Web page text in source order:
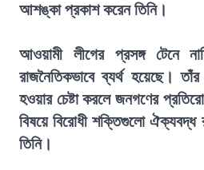
আশঙ্কা প্রকাশ করেন তিনি।
আওয়ামী লীগের প্রসঙ্গ টেনে
রাজনৈতিকভাবে ব্যর্থ হয়েছে।
হওয়ার চেষ্টা করলে জনগণের
বিষয়ে বিরোধী শক্তিগুলো
তিনি।